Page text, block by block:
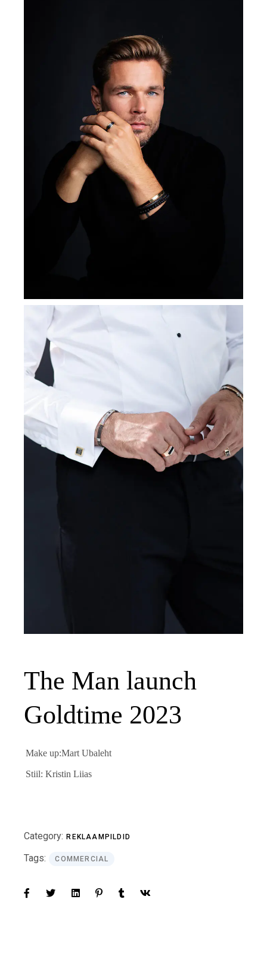
The Man launch
Goldtime 2023
Make up:Mart Ubaleht
Stiil: Kristin Liias
Category: REKLAAMPILDID
Tags: COMMERCIAL